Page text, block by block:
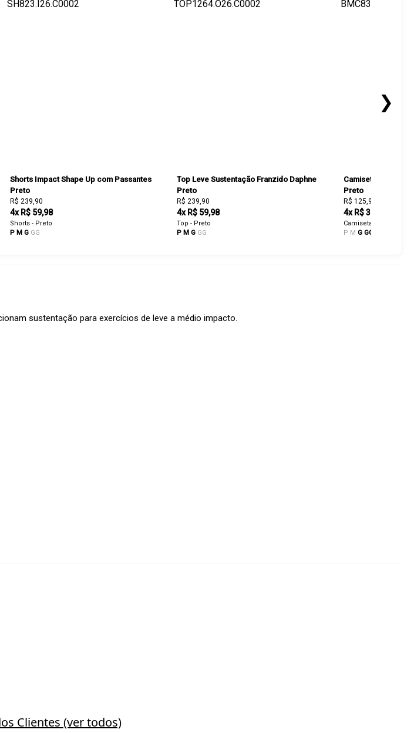
Shorts Impact Shape Up com Passantes
Preto
R$ 239,90
4x R$ 59,98
Shorts - Preto
P M G GG
Top Leve Sustentação Franzido Daphne
Preto
R$ 239,90
4x R$ 59,98
Top - Preto
P M G GG
Camiseta Cropped
Preto
R$ 125,93
4x R$ 31,48
Camiseta - Preto
P M G GG
❯
sustentação para exercícios de leve a médio impacto.
Clientes (ver todos)